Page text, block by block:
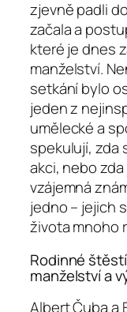
zjevně padli
začala a
které je dnes
manželství.
setkání bylo
jeden z
umělecké a
spekulují, zda
akci, nebo
vzájemná
jedno – jejich
života mnoho
Rodinné
manželství a
Albert Čuba a